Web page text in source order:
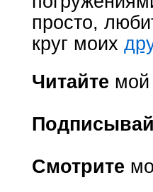
просто,
круг моих
Читайте мой
Смотрите